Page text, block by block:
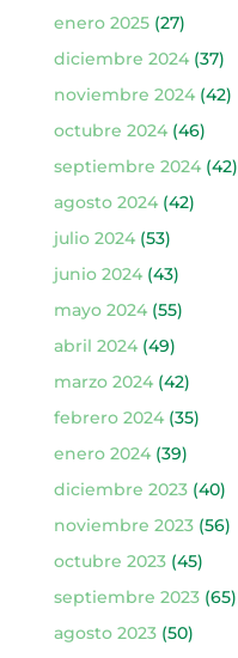
enero 2025(27)
diciembre 2024(37)
noviembre 2024(42)
octubre 2024(46)
septiembre 2024(42)
agosto 2024(42)
julio 2024(53)
junio 2024(43)
mayo 2024(55)
abril 2024(49)
marzo 2024(42)
febrero 2024(35)
enero 2024(39)
diciembre 2023(40)
noviembre 2023(56)
octubre 2023(45)
septiembre 2023(65)
agosto 2023(50)